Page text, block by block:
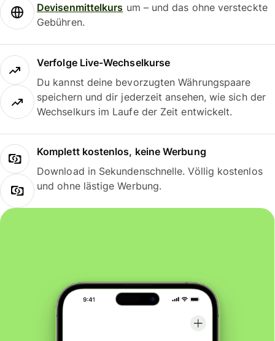
Devisenmittelkurs um – und das ohne versteckte
Gebühren.
Verfolge Live-Wechselkurse
Du kannst deine bevorzugten Währungspaare
speichern und dir jederzeit ansehen, wie sich der
Wechselkurs im Laufe der Zeit entwickelt.
Komplett kostenlos, keine Werbung
Download in Sekundenschnelle. Völlig kostenlos
und ohne lästige Werbung.